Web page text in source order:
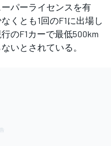
パーライセンスを有
くとも1回のF1に出場し
のF1カーで最低500km
いとされている。